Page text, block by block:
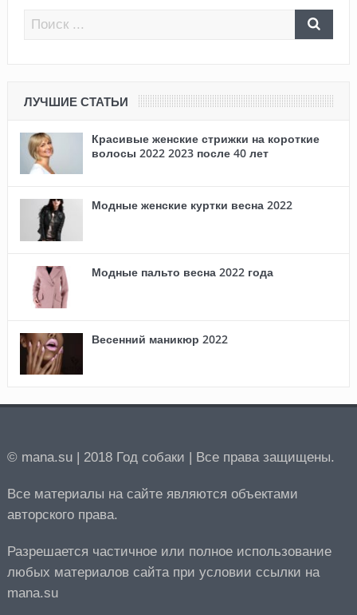
ЛУЧШИЕ СТАТЬИ
Красивые женские стрижки на короткие
волосы 2022 2023 после 40 лет
Модные женские куртки весна 2022
Модные пальто весна 2022 года
Весенний маникюр 2022
© mana.su | 2018 Год собаки | Все права защищены.
Все материалы на сайте являются объектами
авторского права.
Разрешается частичное или полное использование
любых материалов сайта при условии ссылки на
mana.su